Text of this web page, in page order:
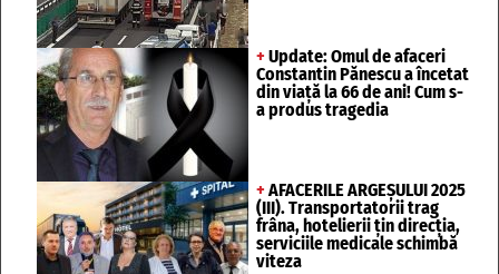
+ Update: Omul de afaceri
Constantin Pănescu a încetat
din viață la 66 de ani! Cum s-
a produs tragedia
+ AFACERILE ARGEȘULUI 2025
(III). Transportatorii trag
frâna, hotelierii țin direcția,
serviciile medicale schimbă
viteza